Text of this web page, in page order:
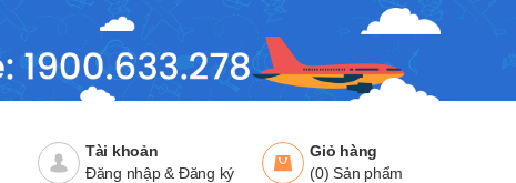
Giỏ hàng
(0) Sản phẩm
Tài khoản
Đăng nhập& Đăng ký